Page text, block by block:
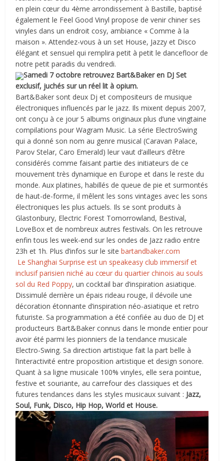
en plein cœur du 4ème arrondissement à Bastille, baptisé
également le Feel Good Vinyl propose de venir chiner ses
vinyles dans un endroit cosy, ambiance « Comme à la
maison ». Attendez-vous à un set House, Jazzy et Disco
élégant et sensuel qui remplira petit à petit le dancefloor de
notre petit paradis du vendredi.
Samedi 7 octobre retrouvez Bart&Baker en DJ Set
exclusif, juchés sur un réel lit à opium.
Bart&Baker sont deux Dj et compositeurs de musique
électroniques influencés par le jazz. Ils mixent depuis 2007,
ont conçu à ce jour 5 albums originaux plus d’une vingtaine
compilations pour Wagram Music. La série ElectroSwing
qui a donné son nom au genre musical (Caravan Palace,
Parov Stelar, Caro Emerald) leur vaut d’ailleurs d’être
considérés comme faisant partie des initiateurs de ce
mouvement très dynamique en Europe et dans le reste du
monde. Aux platines, habillés de queue de pie et surmontés
de haut-de-forme, il mêlent les sons vintages avec les sons
électroniques les plus actuels. Ils se sont produits à
Glastonbury, Electric Forest Tomorrowland, Bestival,
LoveBox et de nombreux autres festivals. On les retrouve
enfin tous les week-end sur les ondes de Jazz radio entre
23h et 1h. Plus d’infos sur le sitebartandbaker.com
Le Shanghai Surprise est un speakeasy club immersif et
inclusif parisien niché au cœur du quartier chinois au souls
sol du Red Poppy, un cocktail bar d’inspiration asiatique.
Dissimulé derrière un épais rideau rouge, il dévoile une
décoration étonnante d’inspiration néo-asiatique et retro
futuriste. Sa programmation a été confiée au duo de DJ et
producteurs Bart&Baker connus dans le monde entier pour
avoir été parmi les pionniers de la tendance musicale
Electro-Swing. Sa direction artistique fait la part belle à
l’interactivité entre proposition artistique et design sonore.
Quant à sa ligne musicale 100% vinyles, elle sera pointue,
festive et souriante, au carrefour des classiques et des
futures tendances dans les styles musicaux suivant : Jazz,
Soul, Funk, Disco, Hip Hop, World et House.